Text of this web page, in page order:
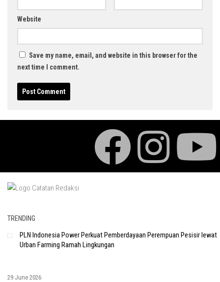
Website
Save my name, email, and website in this browser for the
next time I comment.
TRENDING
PLN Indonesia Power Perkuat Pemberdayaan Perempuan Pesisir lewat
Urban Farming Ramah Lingkungan
29 June 2026